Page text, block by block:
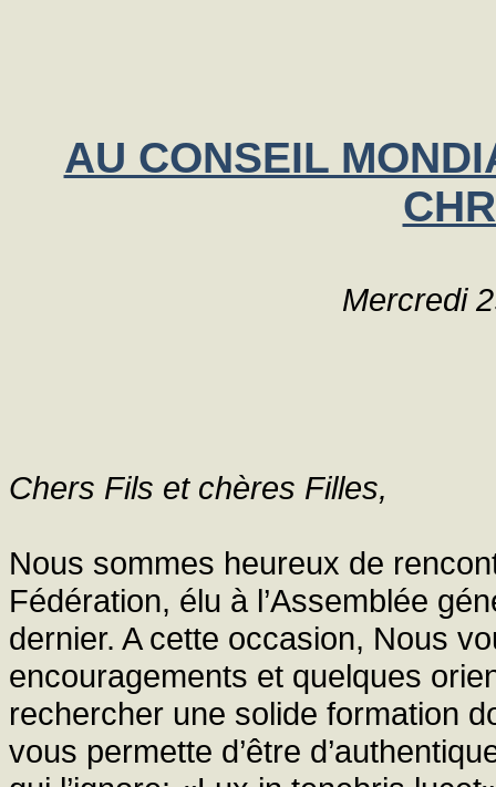
AU CONSEIL
Mercredi
Chers Fils et chères Filles,
Nous sommes heureux de
Fédération, élu à l’Assemblée
dernier. A cette occasion, Nous
encouragements et quelques
rechercher une solide formation
vous permette d’être